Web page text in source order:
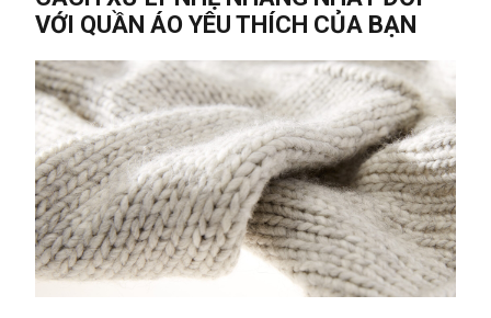
VỚI QUẦN ÁO YÊU THÍCH CỦA BẠN